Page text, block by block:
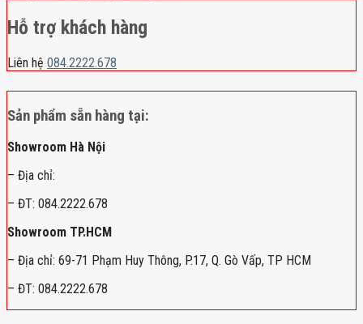
Hỗ trợ khách hàng
Liên hệ 084.2222.678
Sản phẩm sẵn hàng tại:
Showroom Hà Nội
– Địa chỉ:
– ĐT: 084.2222.678
Showroom TP.HCM
– Địa chỉ: 69-71 Phạm Huy Thông, P.17, Q. Gò Vấp, TP HCM
– ĐT: 084.2222.678